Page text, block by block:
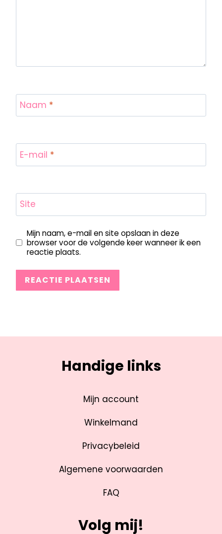
Naam *
E-mail *
Site
Mijn naam, e-mail en site opslaan in deze
browser voor de volgende keer wanneer ik een
reactie plaats.
Handige links
Mijn account
Winkelmand
Privacybeleid
Algemene voorwaarden
FAQ
Volg mij!